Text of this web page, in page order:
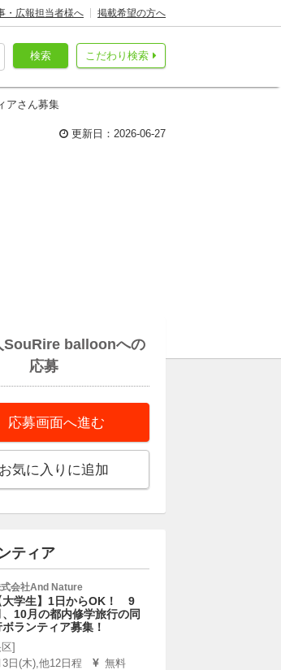
・広報担当者様へ 掲載希望の方へ
こだわり検索
検索
アさん募集
更新日：2026-06-27
SouRire balloonへの
応募
応募画面へ進む
お気に入りに追加
ティア
会社And Nature
大学生】1日からOK！ 9
、10月の都内修学旅行の同
ランティア募集！
]
日(木),他12日程
無料